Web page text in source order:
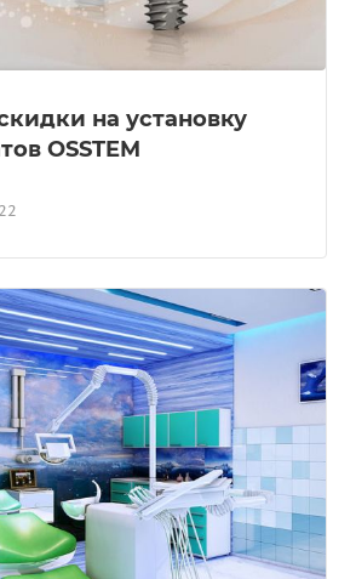
на установку
OSSTEM